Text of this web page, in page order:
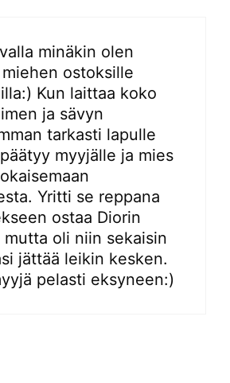
minäkin olen
ostoksille
Kun laittaa koko
ja sävyn
tarkasti lapulle
myyjälle ja mies
Yritti se reppana
ostaa Diorin
oli niin sekaisin
jättää leikin kesken.
pelasti eksyneen:)